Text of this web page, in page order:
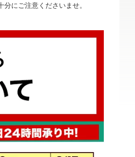
にご注意くださいませ。